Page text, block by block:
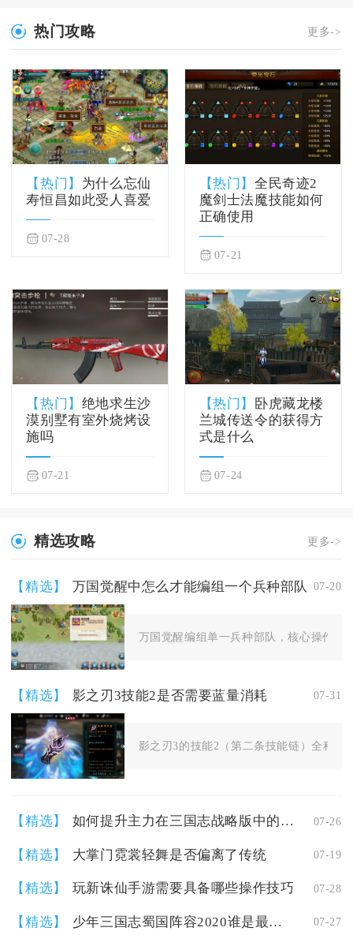
热门攻略 更多->
【热门】 为什么忘仙
寿恒昌如此受人喜爱
07-28
【热门】全民奇迹2
魔剑士法魔技能如何
正确使用
07-21
【热门】 绝地求生沙
漠别墅有室外烧烤设
施吗
07-21
【热门】
卧虎藏龙楼
兰城传送令的获得方
式是什么
07-24
精选攻略 更多->
【精选】 万国觉醒中怎么才能编组一个兵种部队 07-20
万国觉醒编组单一兵种部队，核心操作是
【精选】 影之刃3技能2是否需要蓝量消耗 07-31
影之刃3的技能2（第二条技能链）全程不
【精选】 如何提升主力在三国志战略版中的战斗力 07-26
【精选】 大掌门霓裳轻舞是否偏离了传统 07-19
【精选】 玩新诛仙手游需要具备哪些操作技巧 07-28
【精选】 少年三国志蜀国阵容2020谁是最强英雄 07-27